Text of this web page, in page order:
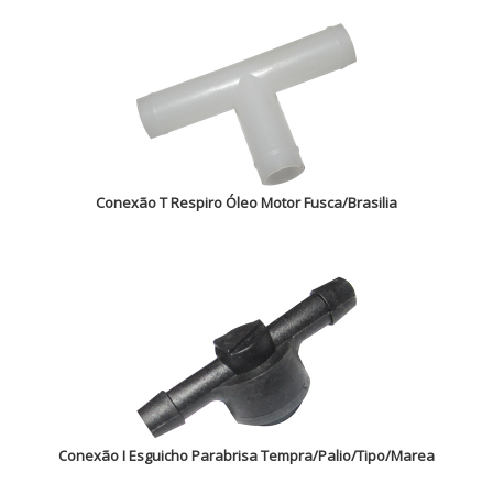
Conexão T Respiro Óleo Motor Fusca/Brasilia
Conexão I Esguicho Parabrisa Tempra/Palio/Tipo/Marea